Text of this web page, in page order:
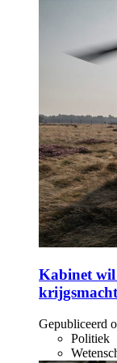
Kabinet wil
krijgsmacht
Gepubliceerd
Politiek